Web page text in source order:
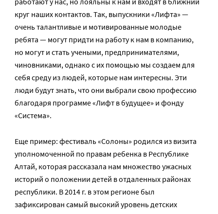
круг наших контактов. Так, выпускники «Лифта» —
очень талантливые и мотивированные молодые
ребята — могут придти на работу к нам в компанию,
но могут и стать учеными, предпринимателями,
чиновниками, однако с их помощью мы создаем для
себя среду из людей, которые нам интересны. Эти
люди будут знать, что они выбрали свою профессию
благодаря программе «Лифт в будущее» и фонду
«Система».
Еще пример: фестиваль «Солоны» родился из визита
уполномоченной по правам ребенка в Республике
Алтай, которая рассказала нам множество ужасных
историй о положении детей в отдаленных районах
республики. В 2014 г. в этом регионе был
зафиксирован самый высокий уровень детских